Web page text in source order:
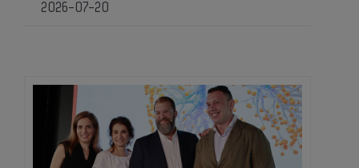
2026-07-20